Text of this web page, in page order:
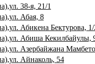
38-я, 21/1
Абая, 8
Абикена Бектурова, 1/
Абиша Кекилбайулы,
Азербайжана
Айнаколь, 54